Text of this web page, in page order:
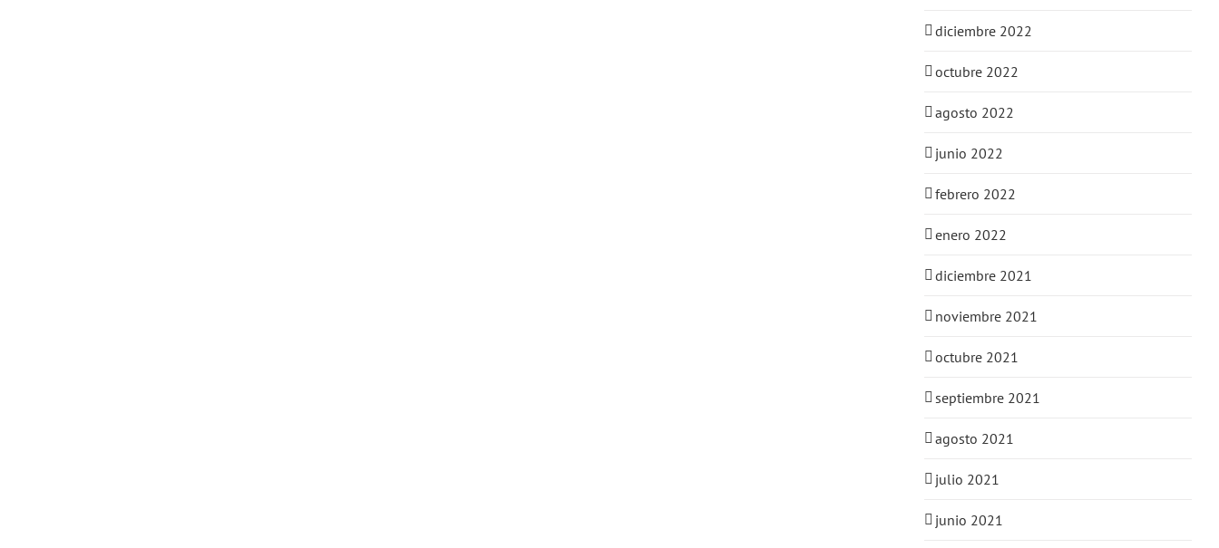
diciembre 2022
octubre 2022
agosto 2022
junio 2022
febrero 2022
enero 2022
diciembre 2021
noviembre 2021
octubre 2021
septiembre 2021
agosto 2021
julio 2021
junio 2021